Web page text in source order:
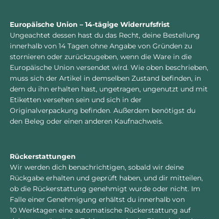
Europäische Union – 14-tägige Widerrufsfrist
Ungeachtet dessen hast du das Recht, deine Bestellung
innerhalb von 14 Tagen ohne Angabe von Gründen zu
stornieren oder zurückzugeben, wenn die Ware in die
Europäische Union versendet wird. Wie oben beschrieben,
muss sich der Artikel in demselben Zustand befinden, in
dem du ihn erhalten hast, ungetragen, ungenutzt und mit
Etiketten versehen sein und sich in der
Originalverpackung befinden. Außerdem benötigst du
den Beleg oder einen anderen Kaufnachweis.
Rückerstattungen
Wir werden dich benachrichtigen, sobald wir deine
Rückgabe erhalten und geprüft haben, und dir mitteilen,
ob die Rückerstattung genehmigt wurde oder nicht. Im
Falle einer Genehmigung erhältst du innerhalb von
10 Werktagen eine automatische Rückerstattung auf